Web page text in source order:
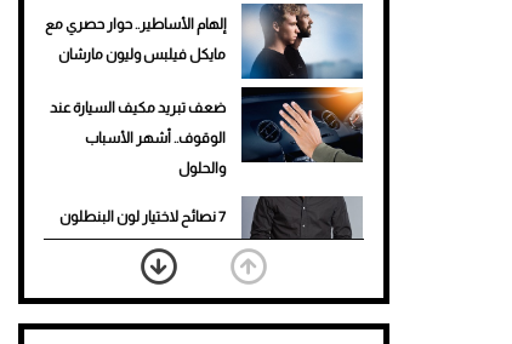
إلهام الأساطير.. حوار حصري مع
مايكل فيلبس وليون مارشان
ضعف تبريد مكيف السيارة عند
الوقوف.. أشهر الأسباب
والحلول
7 نصائح لاختيار لون البنطلون
المناسب للقميص الأسود
نرى المستقبل من خلال
تصميماتنا.. كيف حجزت 1886